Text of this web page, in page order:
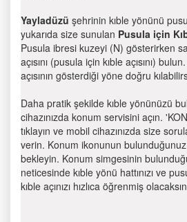
Yayladüzü şehrinin kıble yönünü
yukarıda size sunulan Pusula için
Pusula ibresi kuzeyi (N) gösterirken
açısını (pusula için kıble açısını)
açısının gösterdiği yöne doğru
Daha pratik şekilde kıble yönünüzü
cihazınızda konum servisini açın.
tıklayın ve mobil cihazınızda size
verin. Konum ikonunun bulunduğunuz
bekleyin. Konum simgesinin
neticesinde kıble yönü hattınızı ve
kıble açınızı hızlıca öğrenmiş